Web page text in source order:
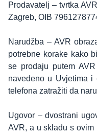
Prodavatelj – tvrtka
Zagreb, OIB
Narudžba – AVR
potrebne korake kako
se prodaju putem
navedeno u Uvjetima i
telefona zatražiti da
Ugovor – dvostrani
AVR, a u skladu s